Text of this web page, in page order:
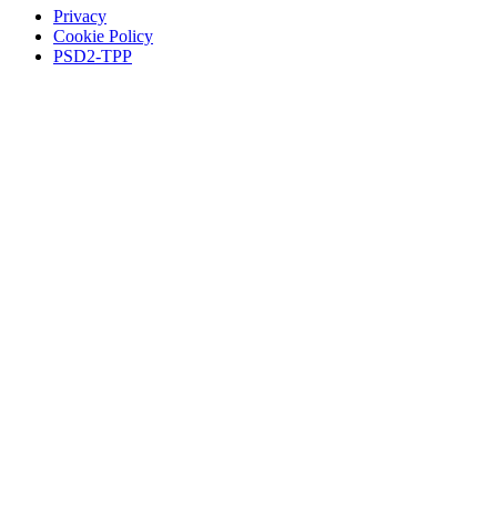
Privacy
Cookie Policy
PSD2-TPP